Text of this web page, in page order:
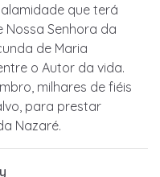
que terá
Nossa Senhora da
de Maria
o Autor da vida.
milhares de fiéis
para prestar
Nazaré.